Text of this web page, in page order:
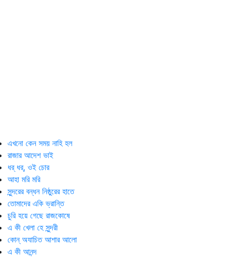
এখনো কেন সময় নাহি হল
রাজার আদেশ ভাই
ধর্‌ ধর্‌, ওই চোর
আহা মরি মরি
সুন্দরের বন্ধন নিষ্ঠুরের হাতে
তোমাদের একি ভ্রান্তি
চুরি হয়ে গেছে রাজকোষে
এ কী খেলা হে সুন্দরী
কোন্‌ অযাচিত আশার আলো
এ কী আনন্দ